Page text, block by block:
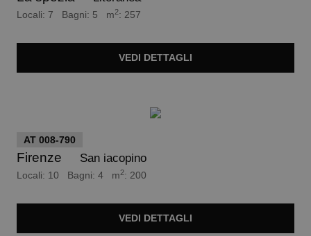
Locali: 7 Bagni: 5 m2: 257
VEDI DETTAGLI
AT 008-790
Firenze San iacopino
Locali: 10 Bagni: 4 m2: 200
VEDI DETTAGLI